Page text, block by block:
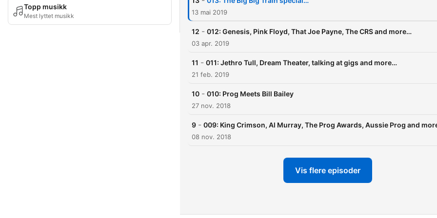
Topp musikk
Mest lyttet musikk 13 mai 2019
12 - 012: Genesis, Pink Floyd, That Joe Payne, The CRS and more…
03 apr. 2019
11 - 011: Jethro Tull, Dream Theater, talking at gigs and more…
21 feb. 2019
10 - 010: Prog Meets Bill Bailey
27 nov. 2018
9 - 009: King Crimson, Al Murray, The Prog Awards, Aussie Prog and
08 nov. 2018
Vis flere episoder